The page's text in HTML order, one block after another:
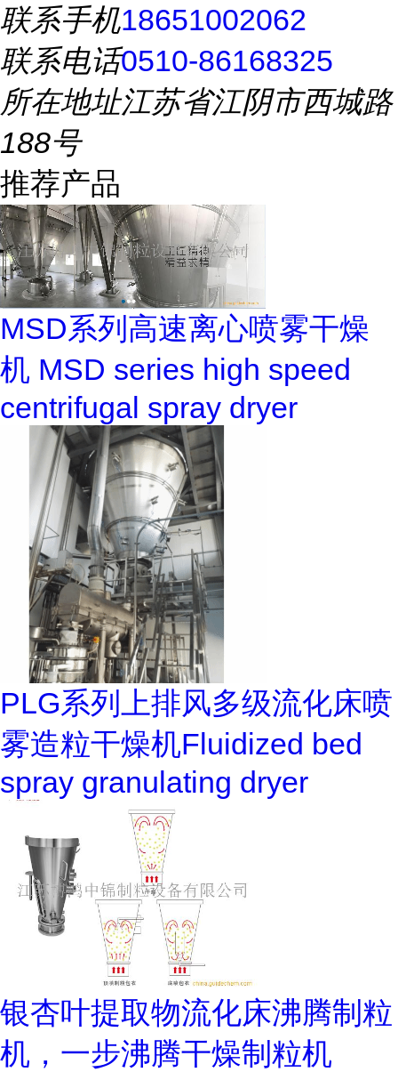
联系手机18651002062
联系电话0510-86168325
所在地址江苏省江阴市西城路
188号
推荐产品
MSD系列高速离心喷雾干燥
机 MSD series high speed
centrifugal spray dryer
PLG系列上排风多级流化床喷
雾造粒干燥机Fluidized bed
spray granulating dryer
银杏叶提取物流化床沸腾制粒
机，一步沸腾干燥制粒机